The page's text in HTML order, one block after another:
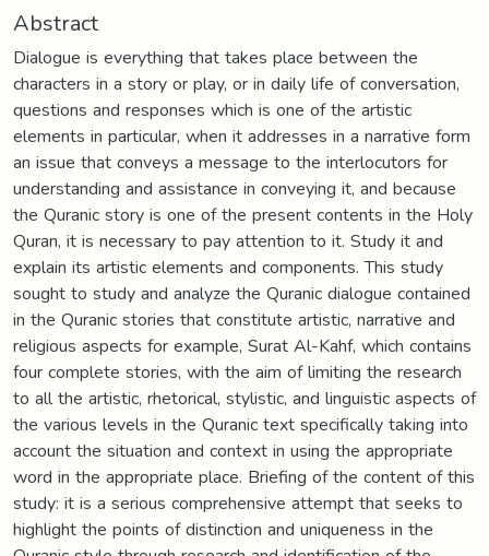
Abstract
Dialogue is everything that takes place between the
characters in a story or play, or in daily life of conversation,
questions and responses which is one of the artistic
elements in particular, when it addresses in a narrative form
an issue that conveys a message to the interlocutors for
understanding and assistance in conveying it, and because
the Quranic story is one of the present contents in the Holy
Quran, it is necessary to pay attention to it. Study it and
explain its artistic elements and components. This study
sought to study and analyze the Quranic dialogue contained
in the Quranic stories that constitute artistic, narrative and
religious aspects for example, Surat Al-Kahf, which contains
four complete stories, with the aim of limiting the research
to all the artistic, rhetorical, stylistic, and linguistic aspects of
the various levels in the Quranic text specifically taking into
account the situation and context in using the appropriate
word in the appropriate place. Briefing of the content of this
study: it is a serious comprehensive attempt that seeks to
highlight the points of distinction and uniqueness in the